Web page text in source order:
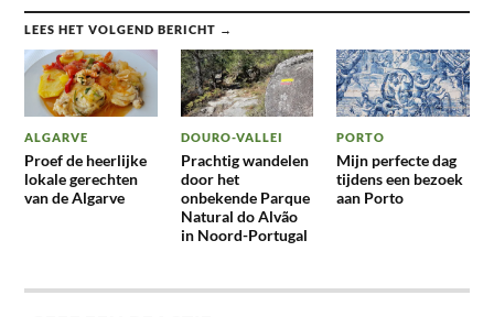
LEES HET VOLGEND BERICHT →
ALGARVE
Proef de heerlijke
lokale gerechten
van de Algarve
DOURO-VALLEI
Prachtig wandelen
door het
onbekende Parque
Natural do Alvão
in Noord-Portugal
PORTO
Mijn perfecte dag
tijdens een bezoek
aan Porto